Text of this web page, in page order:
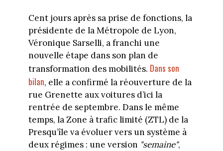
Cent jours après sa prise de fonctions, la
présidente de la Métropole de Lyon,
Véronique Sarselli, a franchi une
nouvelle étape dans son plan de
transformation des mobilités. Dans son
bilan, elle a confirmé la réouverture de la
rue Grenette aux voitures d’ici la
rentrée de septembre. Dans le même
temps, la Zone à trafic limité (ZTL) de la
Presqu’île va évoluer vers un système à
deux régimes : une version "semaine",